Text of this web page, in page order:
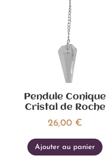
Pendule Conique
Cristal de Roche
26,00 €
Ajouter au panier